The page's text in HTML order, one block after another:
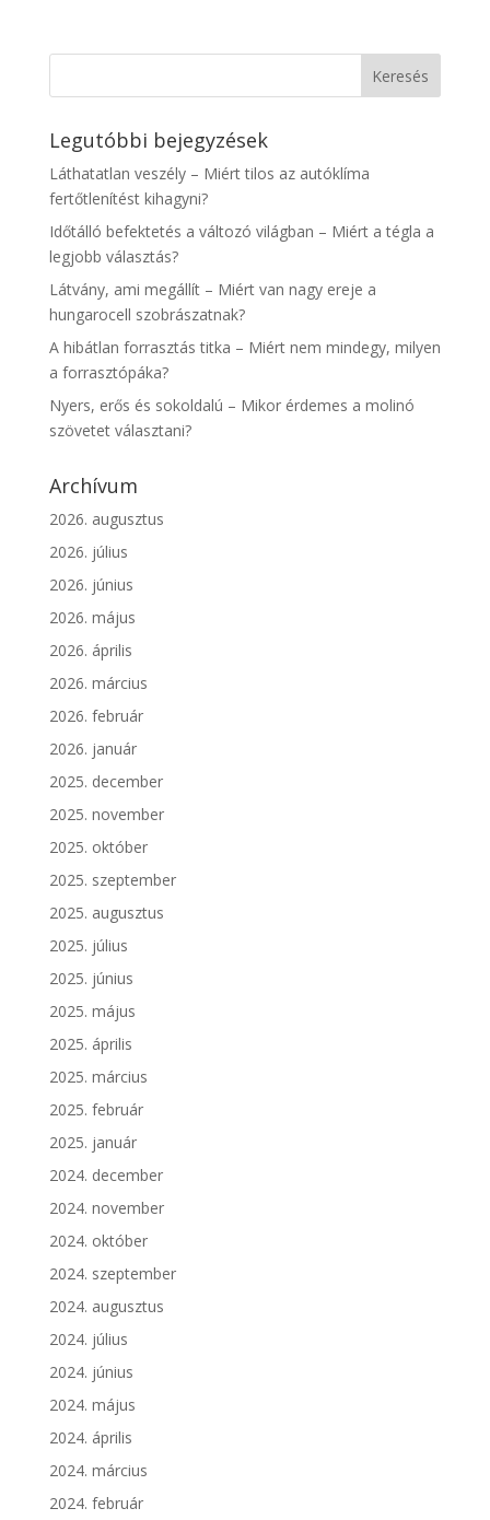
Legutóbbi bejegyzések
Láthatatlan veszély – Miért tilos az autóklíma
fertőtlenítést kihagyni?
Időtálló befektetés a változó világban – Miért a tégla a
legjobb választás?
Látvány, ami megállít – Miért van nagy ereje a
hungarocell szobrászatnak?
A hibátlan forrasztás titka – Miért nem mindegy, milyen
a forrasztópáka?
Nyers, erős és sokoldalú – Mikor érdemes a molinó
szövetet választani?
Archívum
2026. augusztus
2026. július
2026. június
2026. május
2026. április
2026. március
2026. február
2026. január
2025. december
2025. november
2025. október
2025. szeptember
2025. augusztus
2025. július
2025. június
2025. május
2025. április
2025. március
2025. február
2025. január
2024. december
2024. november
2024. október
2024. szeptember
2024. augusztus
2024. július
2024. június
2024. május
2024. április
2024. március
2024. február